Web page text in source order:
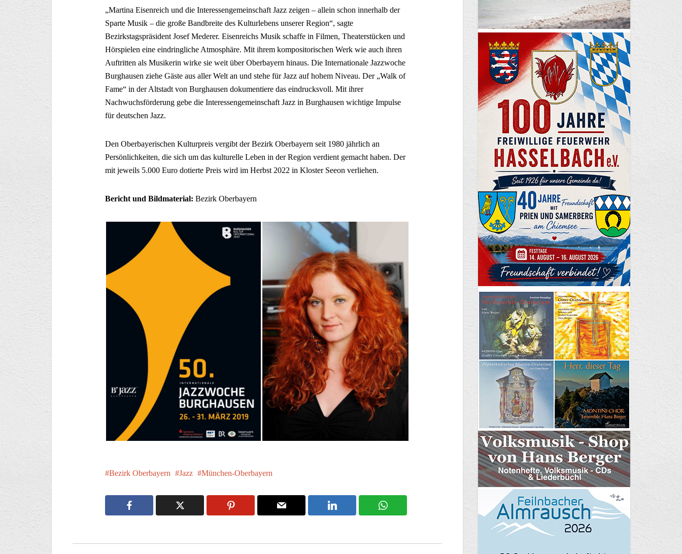
„Martina Eisenreich und die Interessengemeinschaft Jazz zeigen – allein schon innerhalb der
Sparte Musik – die große Bandbreite des Kulturlebens unserer Region“, sagte
Bezirkstagspräsident Josef Mederer. Eisenreichs Musik schaffe in Filmen, Theaterstücken und
Hörspielen eine eindringliche Atmosphäre. Mit ihrem kompositorischen Werk wie auch ihren
Auftritten als Musikerin wirke sie weit über Oberbayern hinaus. Die Internationale Jazzwoche
Burghausen ziehe Gäste aus aller Welt an und stehe für Jazz auf hohem Niveau. Der „Walk of
Fame“ in der Altstadt von Burghausen dokumentiere das eindrucksvoll. Mit ihrer
Nachwuchsförderung gebe die Interessengemeinschaft Jazz in Burghausen wichtige Impulse
für deutschen Jazz.
Den Oberbayerischen Kulturpreis vergibt der Bezirk Oberbayern seit 1980 jährlich an
Persönlichkeiten, die sich um das kulturelle Leben in der Region verdient gemacht haben. Der
mit jeweils 5.000 Euro dotierte Preis wird im Herbst 2022 in ­Kloster Seeon verliehen.
Bericht und Bildmaterial: Bezirk Oberbayern
Bezirk Oberbayern Jazz München-Oberbayern